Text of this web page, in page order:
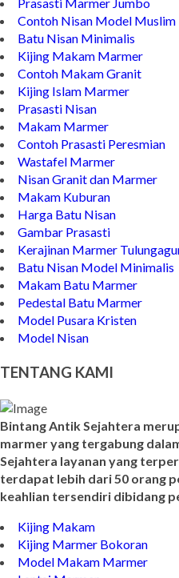
Makam Marmer Islam
Prasasti Marmer Jumbo
Contoh Nisan Model Muslim
Batu Nisan Minimalis
Kijing Makam Marmer
Contoh Makam Granit
Kijing Islam Marmer
Prasasti Nisan
Makam Marmer
Contoh Prasasti Peresmian
Wastafel Marmer
Nisan Granit dan Marmer
Makam Kuburan
Harga Batu Nisan
Gambar Prasasti
Kerajinan Marmer
Batu Nisan Model Minimalis
Makam Batu Marmer
Pedestal Batu Marmer
Model Pusara Kristen
Model Nisan
TENTANG KAMI
Bintang Antik Sejahtera
marmer yang tergabung
Sejahtera layanan yang
terdapat lebih dari 50 orang
keahlian tersendiri dibidang
Kijing Makam
Kijing Marmer Bokoran